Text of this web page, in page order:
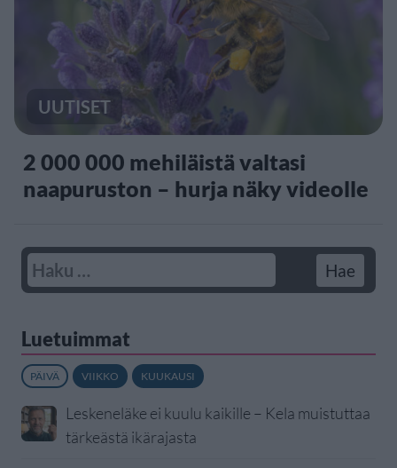
UUTISET
2 000 000 mehiläistä valtasi
naapuruston – hurja näky videolle
Luetuimmat
PÄIVÄ VIIKKO KUUKAUSI
Leskeneläke ei kuulu kaikille – Kela muistuttaa
tärkeästä ikärajasta